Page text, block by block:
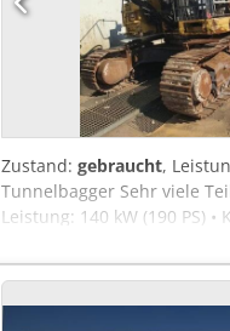
Zustand: gebraucht,
Tunnelbagger Sehr viele
Leistung: 140 kW (190 PS)
Schildabstützung • Klima •
m³ und 1 x Ripper •
Acjwmpcus Isha -
Zwischenverkauf